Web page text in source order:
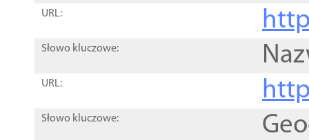
URL:
Słowo kluczowe:
URL:
Słowo kluczowe: